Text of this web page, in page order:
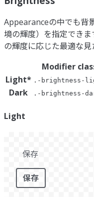
Appearanceの中でも背
境の輝度）を指定でき
の輝度に応じた最適な見
Modifier
Light* .-brightness-
Dark .-brightness-
Light
保存
保存